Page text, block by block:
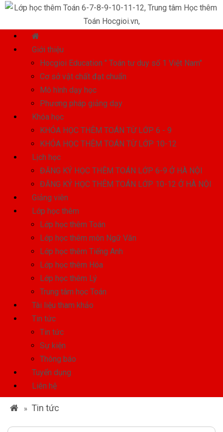
Giới thiệu
Hocgioi Education " Toán tư duy số 1 Việt Nam"
Cơ sở vật chất đạt chuẩn
Mô hình dạy học
Phương pháp giảng dạy
Khóa học
KHÓA HỌC THÊM TOÁN TỪ LỚP 6 - 9
KHÓA HỌC THÊM TOÁN TỪ LỚP 10-12
Lịch học
ĐĂNG KÝ HỌC THÊM TOÁN LỚP 6-9 Ở HÀ NỘI
ĐĂNG KÝ HỌC THÊM TOÁN LỚP 10-12 Ở HÀ NỘI
Giảng viên
Lớp học thêm
Lớp học thêm Toán
Lớp học thêm môn Ngữ Văn
Lớp học thêm Tiếng Anh
Lớp học thêm Hóa
Lớp học thêm Lý
Trung tâm học Toán
Tài liệu tham khảo
Tin tức
Tin tức
Sự kiện
Thông báo
Tuyển dụng
Liên hệ
» Tin tức